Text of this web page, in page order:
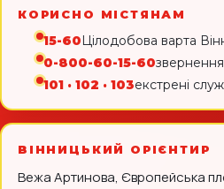
КОРИСНО МІСТЯНАМ
15-60Цілодобова варта
0-800-60-15-60
101 · 102 · 103екстрені
ВІННИЦЬКИЙ ОРІЄНТИР
Вежа Артинова, Європейська